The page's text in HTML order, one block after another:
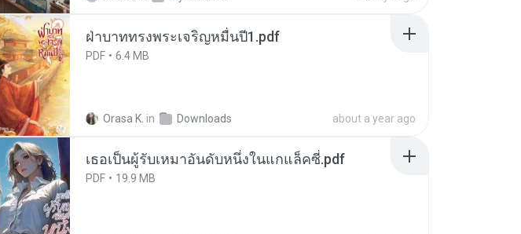
ฝ่าบาททรงพระเจริญหมื่นปี1.pdf
PDF 6.4 MB
Orasa K. in Downloads about a year ago
เธอเป็นผู้รับเหมาอันดับหนึ่งในแกแล็คซี่.pdf
PDF 19.9 MB